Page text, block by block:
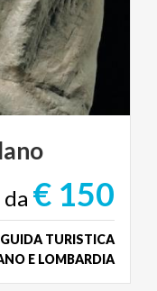
da € 150
TURISTICA
E LOMBARDIA